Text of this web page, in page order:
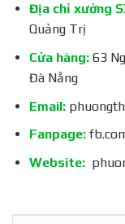
Địa chỉ xưởng
Quảng Trị
Cửa hàng:63
Đà Nẵng
Email:
Fanpage:
Website: